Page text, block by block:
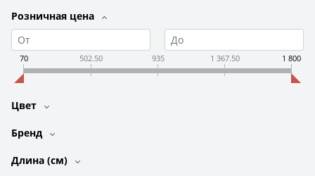
Розничная цена
70 502.50 935 1 367.50 1 800
Цвет
Бренд
Длина (см)